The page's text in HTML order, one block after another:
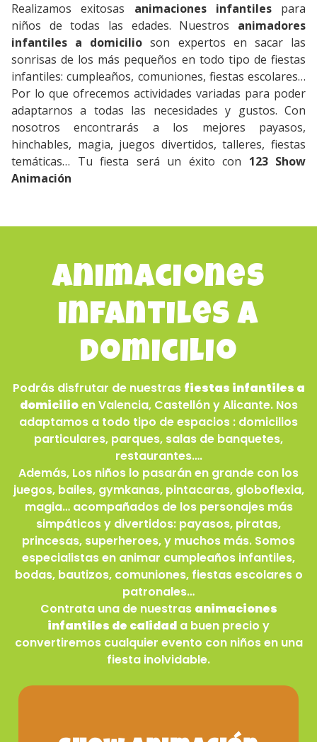
Realizamos exitosas animaciones infantilespara
niños de todas las edades. Nuestros animadores
infantiles a domicilio son expertos en sacar las
sonrisas de los más pequeños en todo tipo de fiestas
infantiles: cumpleaños, comuniones, fiestas escolares…
Por lo que ofrecemos actividades variadas para poder
adaptarnos a todas las necesidades y gustos. Con
nosotros encontrarás a los mejores payasos,
hinchables, magia, juegos divertidos, talleres, fiestas
temáticas… Tu fiesta será un éxito con 123 Show
Animación
Animaciones
infantiles a
domicilio
Podrás disfrutar de nuestras fiestas infantiles a
domicilioen Valencia, Castellón y Alicante. Nos
adaptamos a todo tipo de espacios : domicilios
particulares, parques, salas de banquetes,
restaurantes….
Además, Los niños lo pasarán en grande con los
juegos, bailes, gymkanas, pintacaras, globoflexia,
magia… acompañados de los personajes más
simpáticos y divertidos: payasos, piratas,
princesas, superheroes, y muchos más. Somos
especialistas en animar cumpleaños infantiles,
bodas, bautizos, comuniones, fiestas escolares o
patronales…
Contrata una de nuestras animaciones
infantiles de calidad a buen precio y
convertiremos cualquier evento con niños en una
fiesta inolvidable.